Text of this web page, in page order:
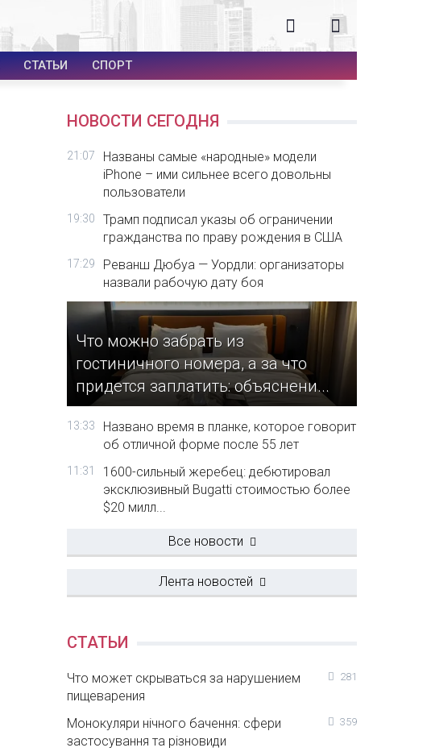
СТАТЬИ СПОРТ
НОВОСТИ СЕГОДНЯ
21:07
Названы самые «народные» модели
iPhone – ими сильнее всего довольны
пользователи
19:30
Трамп подписал указы об ограничении
гражданства по праву рождения в США
17:29
Реванш Дюбуа — Уордли: организаторы
назвали рабочую дату боя
Что можно забрать из
гостиничного номера, а за что
придется заплатить: объяснени...
13:33
Названо время в планке, которое говорит
об отличной форме после 55 лет
11:31
1600-сильный жеребец: дебютировал
эксклюзивный Bugatti стоимостью более
$20 милл...
Все новости
Лента новостей
СТАТЬИ
Что может скрываться за нарушением
пищеварения
281
Монокуляри нічного бачення: сфери
застосування та різновиди
359